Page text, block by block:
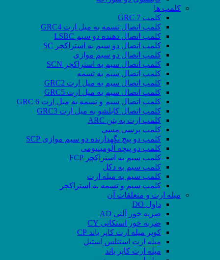
کلمپ ها
کلمپ GRC 7
کلمپ اتصال تسمه به میل ارت GRC4
کلمپ اتصال دهنده دو سیم LSBC
کلمپ اتصال دو سیم به استراکچر SC
کلمپ اتصال دو سیم موازی
کلمپ اتصال سیم به استراکچر SCN
کلمپ اتصال سیم به تسمه
کلمپ اتصال سیم به میل ارت GRC2
کلمپ اتصال سیم به میل ارت GRC5
کلمپ اتصال سیم و تسمه به میل ارت GRC 6
کلمپ اتصال کابلشو به میل ارت GRC3
کلمپ ارت به بتن ARC
کلمپ پرسی مسی
کلمپ دو پیچ نگهدارنده دو سیم موازی SCP
کلمپ دو پیچه آلومینیومی
کلمپ سیم به استراکچر FCP
کلمپ سیم به دکل
کلمپ سیم به میله ارت
کلمپ سیم و تسمه به استراکچر
میله ارت و متعلقات آن
داول DO
ضربه خور آلنی AD
ضربه خور استکانی CY
کوپر میله ارت کاپر باند CP
میله ارت استنلس استیل
میله ارت کاپر باند